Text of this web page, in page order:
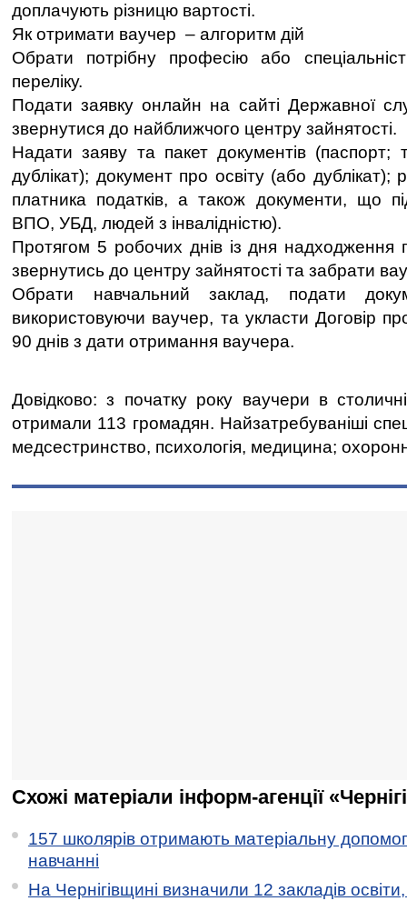
доплачують різницю вартості.
Як отримати ваучер – алгоритм дій
Обрати потрібну професію або
переліку.
Подати заявку онлайн на сайті Державної
звернутися до найближчого центру зайнятості.
Надати заяву та пакет документів (паспорт;
дублікат); документ про освіту (або дублікат);
платника податків, а також документи, що
ВПО, УБД, людей з інвалідністю).
Протягом 5 робочих днів із дня надходження
звернутись до центру зайнятості та забрати
Обрати навчальний заклад, подати
використовуючи ваучер, та укласти Договір
90 днів з дати отримання ваучера.
Довідково: з початку року ваучери в
отримали 113 громадян. Найзатребуваніші
медсестринство, психологія, медицина;
Схожі матеріали інформ-агенції
157 школярів отримають матеріальну
навчанні
На Чернігівщині визначили 12 закладів